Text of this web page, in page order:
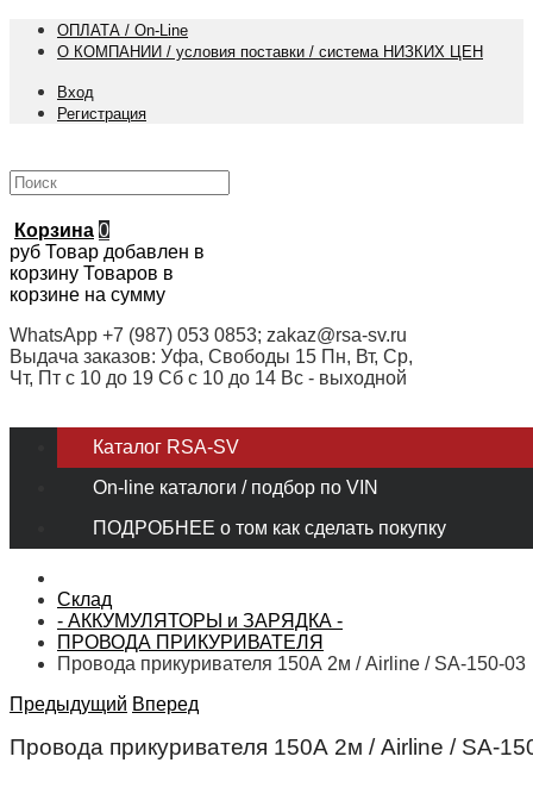
ОПЛАТА / On-Line
О КОМПАНИИ / условия поставки / система НИЗКИХ ЦЕН
Вход
Регистрация
Корзина 0
руб Товар добавлен в
корзину Товаров в
корзине на сумму
WhatsApp +7 (987) 053 0853; zakaz@rsa-sv.ru
Выдача заказов: Уфа, Свободы 15 Пн, Вт, Ср,
Чт, Пт с 10 до 19 Сб с 10 до 14 Вс - выходной
Каталог RSA-SV
On-line каталоги / подбор по VIN
ПОДРОБНЕЕ о том как сделать покупку
Склад
- АККУМУЛЯТОРЫ и ЗАРЯДКА -
ПРОВОДА ПРИКУРИВАТЕЛЯ
Провода прикуривателя 150А 2м / Airline / SA-150-03
Предыдущий Вперед
Провода прикуривателя 150А 2м / Airline / SA-